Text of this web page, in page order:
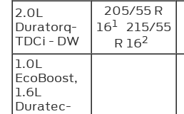
2.0L
Duratorq-
TDCi - DW
205/55 R
161 215/55
R 162
1.0L
EcoBoost,
1.6L
Duratec-